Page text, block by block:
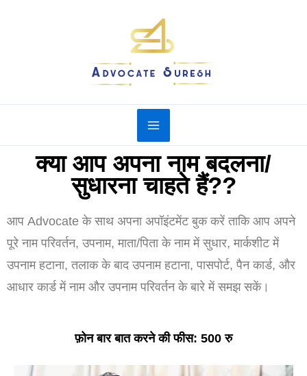
क्या आप अपना नाम बदलना/
सुधारना चाहते हैं??
आप Advocate के साथ अपना अपॉइंटमेंट बुक करें ताकि आप अपने
पूरे नाम परिवर्तन, उपनाम, माता/पिता के नाम में सुधार, मार्कशीट में
उपनाम हटाना, तलाक के बाद उपनाम हटाना, पासपोर्ट, पैन कार्ड, और
आधार कार्ड में नाम और उपनाम परिवर्तन के बारे में समझ सकें।
फ़ोन बार बात करने की फीस: 500 रु